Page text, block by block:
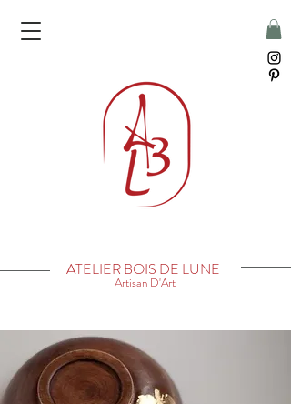
ATELIER BOIS DE LUNE
Artisan D'Art